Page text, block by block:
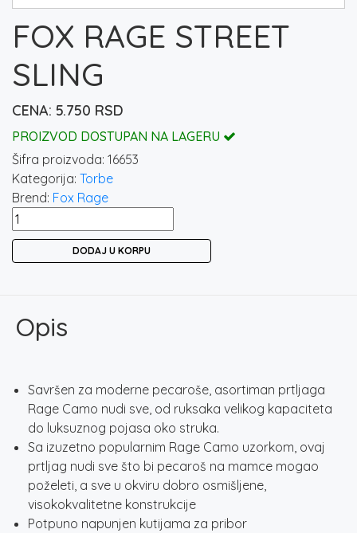
FOX RAGE STREET
SLING
5.750 RSD
PROIZVOD DOSTUPAN NA LAGERU
Šifra proizvoda: 16653
Kategorija: Torbe
Brend: Fox Rage
FOX
RAGE
DODAJ U KORPU
Opis
Savršen za moderne pecaroše, asortiman prtljaga
Rage Camo nudi sve, od ruksaka velikog kapaciteta
do luksuznog pojasa oko struka.
Sa izuzetno popularnim Rage Camo uzorkom, ovaj
prtljag nudi sve što bi pecaroš na mamce mogao
poželeti, a sve u okviru dobro osmišljene,
visokokvalitetne konstrukcije
Potpuno napunjen kutijama za pribor